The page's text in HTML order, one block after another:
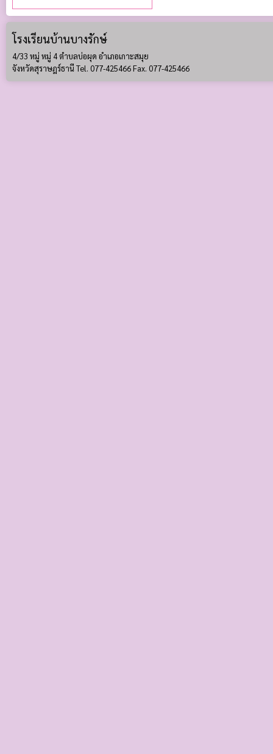
โรงเรียนบ้านบางรักษ์
4/33 หมู่ หมู่ 4 ตำบลบ่อผุด อำเภอเกาะสมุย
จังหวัดสุราษฎร์ธานี Tel. 077-425466 Fax. 077-425466